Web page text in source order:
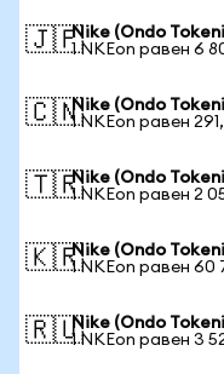
🇯🇵Nike (Ondo
1 NKEon равен 6
🇨🇳Nike (Ondo
1 NKEon равен
🇹🇷Nike (Ondo
1 NKEon равен 2
🇰🇷Nike (Ondo
1 NKEon равен
🇷🇺Nike (Ondo
1 NKEon равен 3